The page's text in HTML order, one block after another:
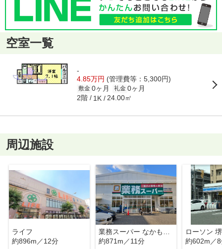
空室一覧
-
4.85万円 (管理費等：5,300円)
敷金 0ヶ月 礼金 0ヶ月
2階 1K 24.00㎡
周辺施設
ライフ
約896m／12分
約871m／11分
約602m／